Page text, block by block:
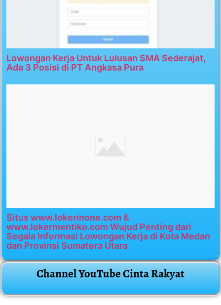
Lowongan Kerja Untuk Lulusan SMA Sederajat,
Ada 3 Posisi di PT Angkasa Pura
Situs www.lokerinone.com &
www.lokermentiko.com Wujud Penting dari
Segala Informasi Lowongan Kerja di Kota Medan
dan Provinsi Sumatera Utara
Channel YouTube Cinta Rakyat